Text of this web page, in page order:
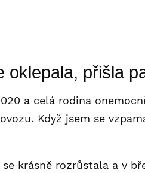
oklepala, přišla
a celá rodina
Když jsem se
se krásně rozrůstala a v